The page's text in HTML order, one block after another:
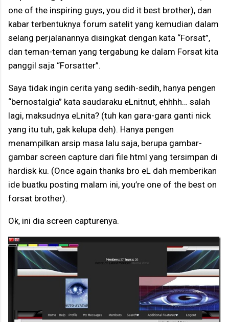
one of the inspiring guys, you did it best brother), dan
kabar terbentuknya forum satelit yang kemudian dalam
selang perjalanannya disingkat dengan kata “Forsat”,
dan teman-teman yang tergabung ke dalam Forsat kita
panggil saja “Forsatter”.
Saya tidak ingin cerita yang sedih-sedih, hanya pengen
“bernostalgia” kata saudaraku eLnitnut, ehhhh… salah
lagi, maksudnya eLnita? (tuh kan gara-gara ganti nick
yang itu tuh, gak kelupa deh). Hanya pengen
menampilkan arsip masa lalu saja, berupa gambar-
gambar screen capture dari file html yang tersimpan di
hardisk ku. (Once again thanks bro eL dah memberikan
ide buatku posting malam ini, you’re one of the best on
forsat brother).
Ok, ini dia screen capturenya.